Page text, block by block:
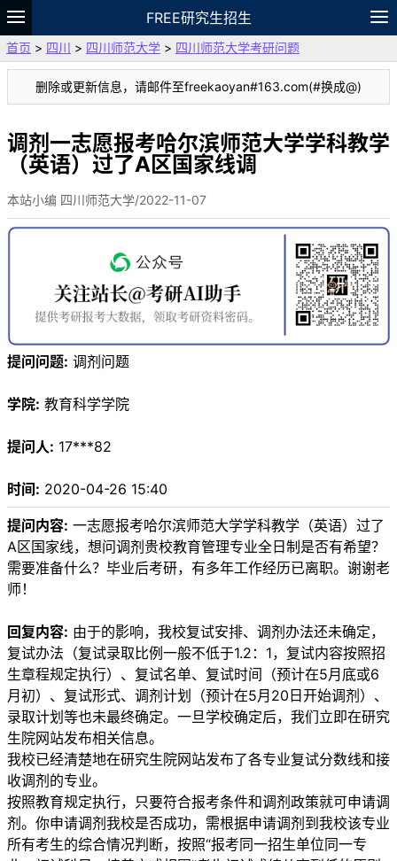
FREE研究生招生
题库
故事 专题 APP 笔记
论坛
VIP
资料
首页 > 四川 > 四川师范大学 > 四川师范大学考研问题
删除或更新信息，请邮件至freekaoyan#163.com(#换成@)
调剂一志愿报考哈尔滨师范大学学科教学
（英语）过了A区国家线调
本站小编 四川师范大学/2022-11-07
提问问题: 调剂问题
学院: 教育科学学院
提问人: 17***82
时间: 2020-04-26 15:40
提问内容: 一志愿报考哈尔滨师范大学学科教学（英语）过了
A区国家线，想问调剂贵校教育管理专业全日制是否有希望？
需要准备什么？毕业后考研，有多年工作经历已离职。谢谢老
师！
回复内容: 由于的影响，我校复试安排、调剂办法还未确定，
复试办法（复试录取比例一般不低于1.2：1，复试内容按照招
生章程规定执行）、复试名单、复试时间（预计在5月底或6
月初）、复试形式、调剂计划（预计在5月20日开始调剂）、
录取计划等也未最终确定。一旦学校确定后，我们立即在研究
生院网站发布相关信息。
我校已经清楚地在研究生院网站发布了各专业复试分数线和接
收调剂的专业。
按照教育规定执行，只要符合报考条件和调剂政策就可申请调
剂。你申请调剂我校是否成功，需根据申请调剂到我校该专业
所有考生的综合情况判断，按照“报考同一招生单位同一专